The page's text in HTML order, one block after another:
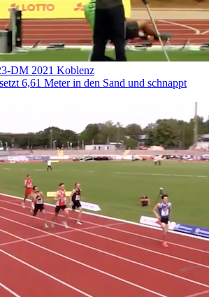
DM 2021 Koblenz
6,61 Meter in den Sand und schnappt